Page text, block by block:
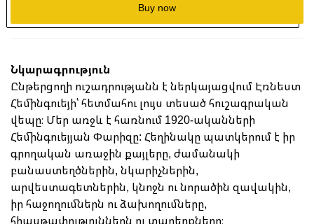
Buy now
Նկարագրություն
Ընթերցողի ուշադրությանն է ներկայացվում Էռնեստ
Հեմինգուեյի՝ հետմահու լույս տեսած հուշագրական
վեպը։ Մեր առջև է հառնում 1920-ականների
Հեմինգուեյյան Փարիզը: Հեղինակը պատկերում է իր
գրողական առաջին քայլերը, ժամանակի
բանաստեղծներին, նկարիչներին,
արվեստագետներին, կնոջն ու նորածին զավակին,
իր հաջողումներն ու ձախողումները,
հիասթափություններն ու տարերքները։